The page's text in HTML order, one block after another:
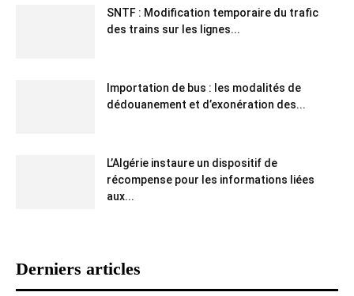
SNTF : Modification temporaire du trafic
des trains sur les lignes...
Importation de bus : les modalités de
dédouanement et d’exonération des...
L’Algérie instaure un dispositif de
récompense pour les informations liées
aux...
Derniers articles